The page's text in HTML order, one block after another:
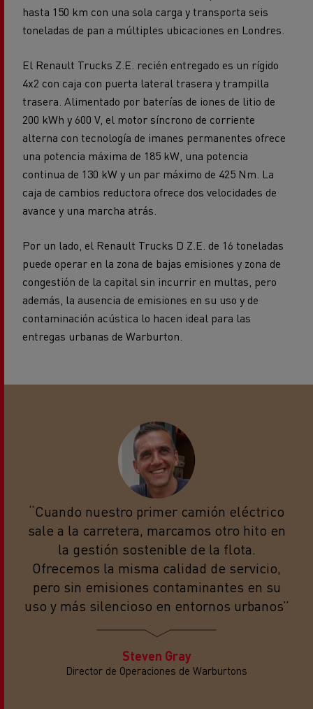
toneladas de pan a múltiples ubicaciones en Londres.
4x2 con caja con puerta lateral trasera y trampilla
trasera. Alimentado por baterías de iones de litio de
200 kWh y 600 V, el motor síncrono de corriente
alterna con tecnología de imanes permanentes ofrece
una potencia máxima de 185 kW, una potencia
continua de 130 kW y un par máximo de 425 Nm. La
caja de cambios reductora ofrece dos velocidades de
avance y una marcha atrás.
puede operar en la zona de bajas emisiones y zona de
congestión de la capital sin incurrir en multas, pero
además, la ausencia de emisiones en su uso y de
contaminación acústica lo hacen ideal para las
entregas urbanas de Warburton.
“Cuando nuestro primer camión eléctrico
sale a la carretera, marcamos otro hito en
la gestión sostenible de la flota.
Ofrecemos la misma calidad de servicio,
pero sin emisiones contaminantes en su
uso y más silencioso en entornos urbanos”
Steven Gray
Director de Operaciones de Warburtons